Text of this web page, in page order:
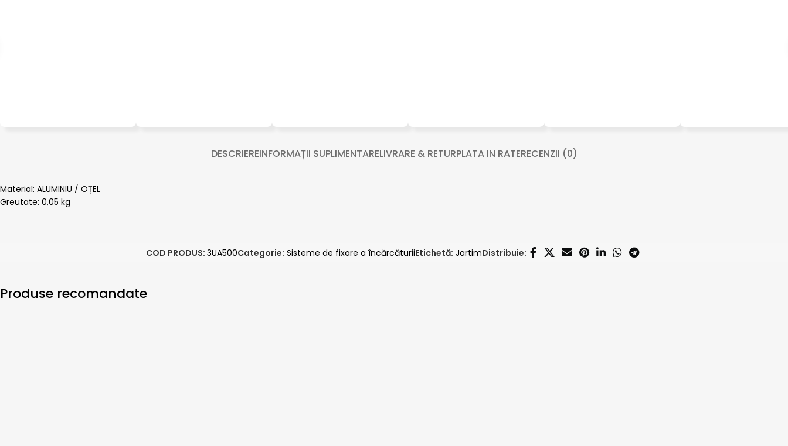
DESCRIEREINFORMAȚII SUPLIMENTARELIVRARE & RETURPLATA IN RATERECENZII (0)
Material: ALUMINIU / OȚEL
Greutate: 0,05 kg
COD PRODUS: 3UA500Categorie: Sisteme de fixare a încărcăturiiEtichetă: JartimDistribuie:
Produse recomandate